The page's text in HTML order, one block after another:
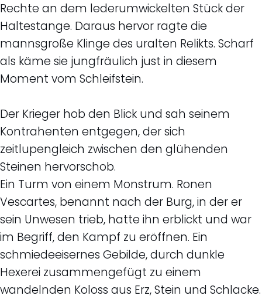
Rechte an dem lederumwickelten Stück der
Haltestange. Daraus hervor ragte die
mannsgroße Klinge des uralten Relikts. Scharf
als käme sie jungfräulich just in diesem
Moment vom Schleifstein.
Der Krieger hob den Blick und sah seinem
Kontrahenten entgegen, der sich
zeitlupengleich zwischen den glühenden
Steinen hervorschob.
Ein Turm von einem Monstrum. Ronen
Vescartes, benannt nach der Burg, in der er
sein Unwesen trieb, hatte ihn erblickt und war
im Begriff, den Kampf zu eröffnen. Ein
schmiedeeisernes Gebilde, durch dunkle
Hexerei zusammengefügt zu einem
wandelnden Koloss aus Erz, Stein und Schlacke.